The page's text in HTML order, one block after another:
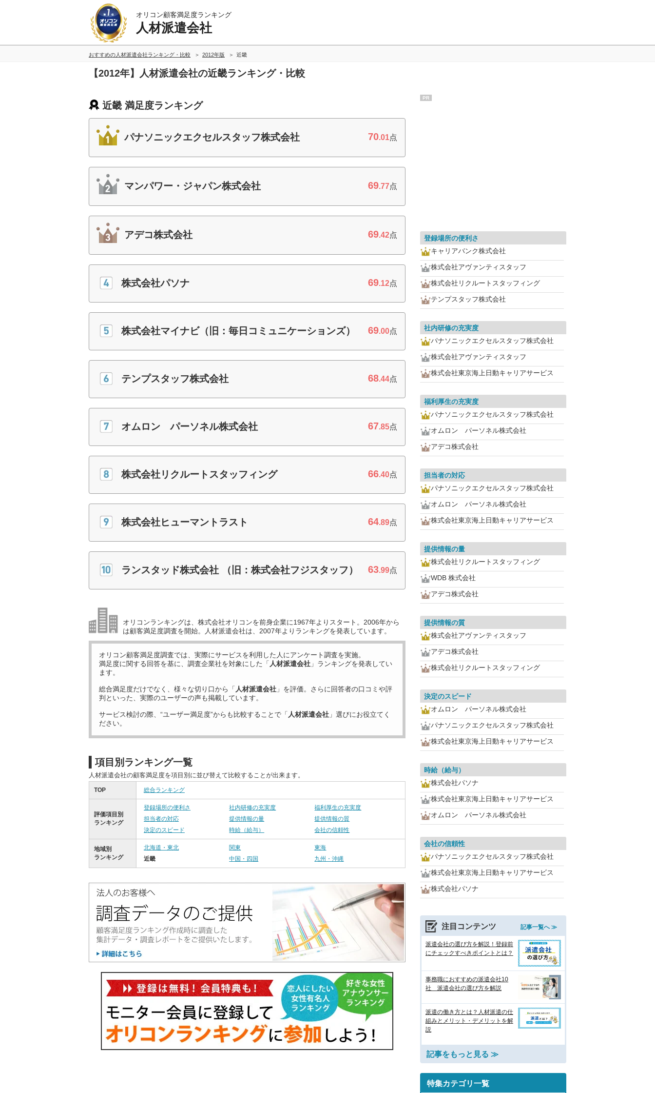
オリコン顧客満足度ランキング
人材派遣会社
おすすめの人材派遣会社ランキング・比較 2012年版 近畿
【2012年】人材派遣会社の近畿ランキング・比較
近畿 満足度ランキング
パナソニックエクセルスタッフ株式会社 70.01点
マンパワー・ジャパン株式会社 69.77点
アデコ株式会社 69.42点
株式会社パソナ 69.12点
株式会社マイナビ（旧：毎日コミュニケーションズ） 69.00点
テンプスタッフ株式会社 68.44点
オムロン パーソネル株式会社 67.85点
株式会社リクルートスタッフィング 66.40点
株式会社ヒューマントラスト 64.89点
ランスタッド株式会社 （旧：株式会社フジスタッフ） 63.99点
オリコンランキングは、株式会社オリコンを前身企業に1967年よりスタート。2006年から
は顧客満足度調査を開始。人材派遣会社は、2007年よりランキングを発表しています。
オリコン顧客満足度調査では、実際にサービスを利用した 人にアンケート調査を実施。
満足度に関する回答を基に、調査企業社を対象にした「 人材派遣会社 」ランキングを発表してい
ます。
総合満足度だけでなく、様々な切り口から「 人材派遣会社 」を評価。さらに回答者の口コミや評
判といった、実際のユーザーの声も掲載しています。
サービス検討の際、“ユーザー満足度”からも比較することで「 人材派遣会社 」選びにお役立てく
ださい。
項目別ランキング一覧
人材派遣会社の顧客満足度を項目別に並び替えて比較することが出来ます。
TOP 総合ランキング
評価項目別
ランキング
登録場所の便利さ 社内研修の充実度
福利厚生の充実度
担当者の対応
提供情報の量
提供情報の質
決定のスピード
時給（給与） 会社の信頼性
地域別
ランキング
北海道・東北 関東
東海
近畿
中国・四国 九州・沖縄
PR
登録場所の便利さ
キャリアバンク株式会社
株式会社アヴァンティスタッフ
株式会社リクルートスタッフィング
テンプスタッフ株式会社
社内研修の充実度
パナソニックエクセルスタッフ株式会社
株式会社アヴァンティスタッフ
株式会社東京海上日動キャリアサービス
福利厚生の充実度
パナソニックエクセルスタッフ株式会社
オムロン パーソネル株式会社
アデコ株式会社
担当者の対応
パナソニックエクセルスタッフ株式会社
オムロン パーソネル株式会社
株式会社東京海上日動キャリアサービス
提供情報の量
株式会社リクルートスタッフィング
WDB 株式会社
アデコ株式会社
提供情報の質
株式会社アヴァンティスタッフ
アデコ株式会社
株式会社リクルートスタッフィング
決定のスピード
オムロン パーソネル株式会社
パナソニックエクセルスタッフ株式会社
株式会社東京海上日動キャリアサービス
時給（給与）
株式会社パソナ
株式会社東京海上日動キャリアサービス
オムロン パーソネル株式会社
会社の信頼性
パナソニックエクセルスタッフ株式会社
株式会社東京海上日動キャリアサービス
株式会社パソナ
注目コンテンツ 記事一覧へ ≫
派遣会社の選び方を解説！登録前
にチェックすべきポイントとは？
事務職におすすめの派遣会社10
社 派遣会社の選び方を解説
派遣の働き方とは？人材派遣の仕
組みとメリット・デメリットを解
説
記事をもっと見る ≫
特集カテゴリ一覧